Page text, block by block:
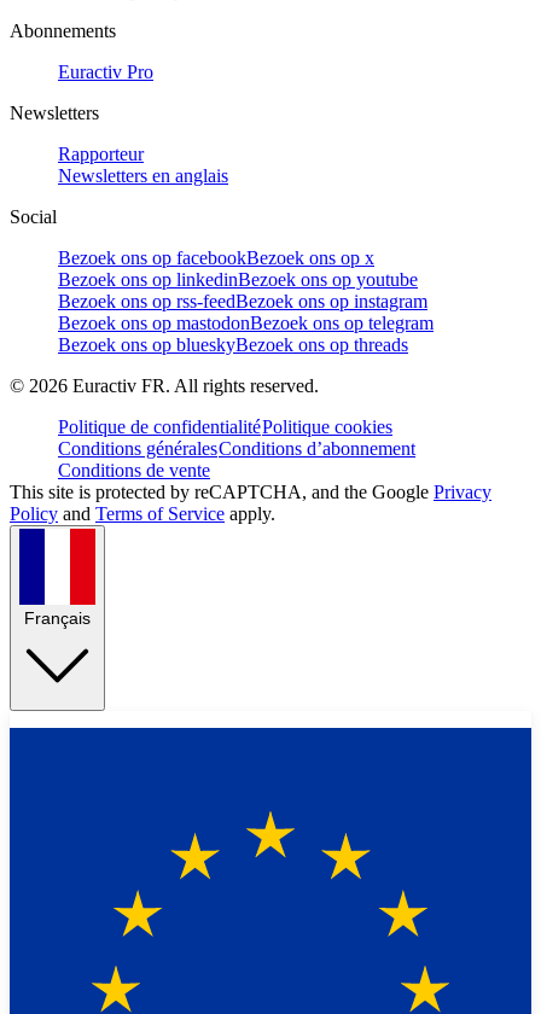
Abonnements
Euractiv Pro
Newsletters
Rapporteur
Newsletters en anglais
Social
Bezoek ons op facebookBezoek ons op x
Bezoek ons op linkedinBezoek ons op youtube
Bezoek ons op rss-feedBezoek ons op instagram
Bezoek ons op mastodonBezoek ons op telegram
Bezoek ons op blueskyBezoek ons op threads
© 2026 Euractiv FR. All rights reserved.
Politique de confidentialitéPolitique cookies
Conditions généralesConditions d’abonnement
Conditions de vente
This site is protected by reCAPTCHA, and the Google Privacy
Policy and Terms of Service apply.
Français